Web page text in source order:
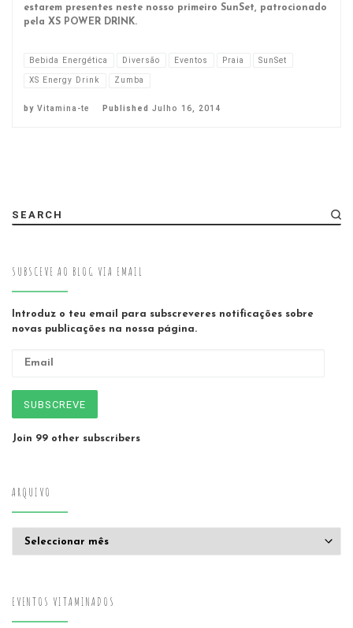
estarem presentes neste nosso primeiro SunSet, patrocionado
pela XS POWER DRINK.
Bebida Energética Diversão Eventos Praia
SunSet
XS Energy Drink
Zumba
by Vitamina-te Published Julho 16, 2014
SEARCH
SUBSCEVE AO BLOG VIA EMAIL
Introduz o teu email para subscreveres notificações sobre
novas publicações na nossa página.
SUBSCREVE
Join 99 other subscribers
ARQUIVO
EVENTOS VITAMINADOS